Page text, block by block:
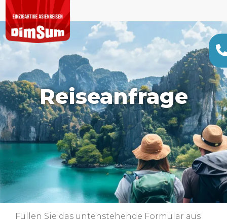
Reiseanfrage
Füllen Sie das untenstehende Formular aus